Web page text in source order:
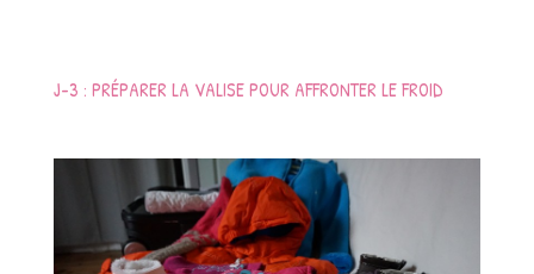
J-3 : PRÉPARER LA VALISE POUR AFFRONTER LE FROID